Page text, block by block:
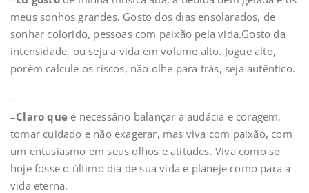
meus sonhos grandes. Gosto dos dias ensolarados, de
sonhar colorido, pessoas com paixão pela vida.Gosto da
intensidade, ou seja a vida em volume alto. Jogue alto,
porém calcule os riscos, não olhe para trás, seja autêntico.
–
–Claro que é necessário balançar a audácia e coragem,
tomar cuidado e não exagerar, mas viva com paixão, com
um entusiasmo em seus olhos e atitudes. Viva como se
hoje fosse o último dia de sua vida e planeje como para a
vida eterna.